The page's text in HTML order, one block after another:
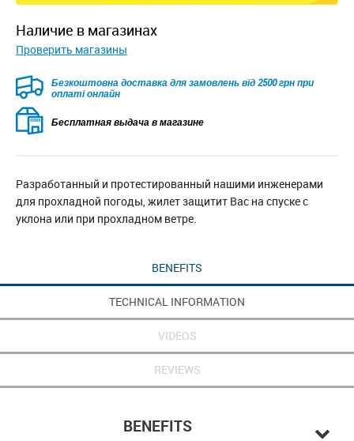
наличие в магазинах
Проверить магазины
Безкоштовна доставка для замовлень від 2500 грн при
оплаті онлайн
Бесплатная выдача в магазине
Разработанный и протестированный нашими инженерами
для прохладной погоды, жилет защитит Вас на спуске с
уклона или при прохладном ветре.
BENEFITS
TECHNICAL INFORMATION
VIDEOS
REVIEWS
BENEFITS